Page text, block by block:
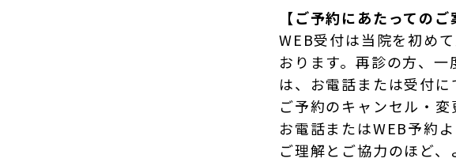
【ご予約にあたっての
WEB受付は当院を初め
おります。再診の方、
は、お電話または受付
ご予約のキャンセル・
お電話またはWEB予約
ご理解とご協力のほど